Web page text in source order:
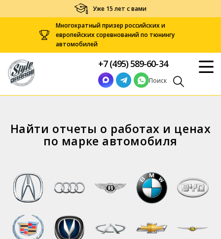
Уже 15 лет с вами
Многократный призер российских и
европейских соревнований по тюнингу
автомобилей
+7 (495) 589-60-34
Поиск
Найти отчеты о работах и ценах
по марке автомобиля